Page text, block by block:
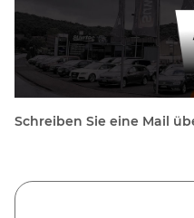
Schreiben Sie eine Mail